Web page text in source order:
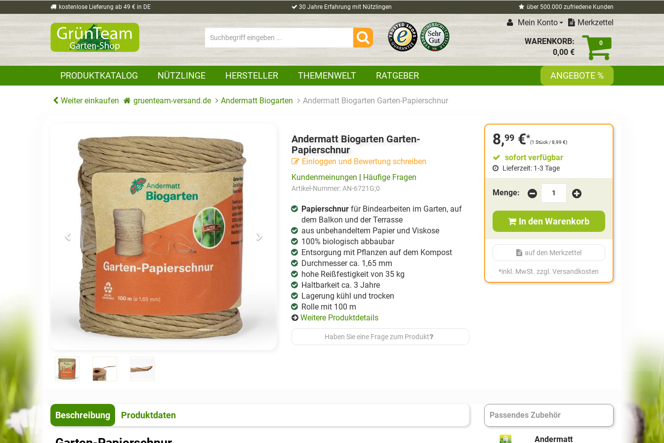
kostenlose Lieferung ab 49 € in DE 30 Jahre Erfahrung mit Nützlingen über 500.000 zufriedene Kunden
Mein Konto Merkzettel
0
WARENKORB:
0,00 €
PRODUKTKATALOG NÜTZLINGE HERSTELLER THEMENWELT RATGEBER ANGEBOTE %
Weiter einkaufen gruenteam-versand.de Andermatt Biogarten Andermatt Biogarten Garten-Papierschnur
Andermatt Biogarten Garten-
Papierschnur
Einloggen und Bewertung schreiben
Kundenmeinungen | Häufige Fragen
Artikel-Nummer:AN-6721G;0
Papierschnur für Bindearbeiten im Garten, auf
dem Balkon und der Terrasse
aus unbehandeltem Papier und Viskose
100% biologisch abbaubar
Entsorgung mit Pflanzen auf dem Kompost
Durchmesser ca. 1,65 mm
hohe Reißfestigkeit von 35 kg
Haltbarkeit ca. 3 Jahre
Lagerung kühl und trocken
Rolle mit 100 m
Weitere Produktdetails
Haben Sie eine Frage zum Produkt
8,99 €*(1 Stück / 8,99 €)
sofort verfügbar
Lieferzeit: 1-3 Tage
Menge:
In den Warenkorb
auf den Merkzettel
*inkl. MwSt. zzgl. Versandkosten
Beschreibung Produktdaten Passendes Zubehör
Andermatt